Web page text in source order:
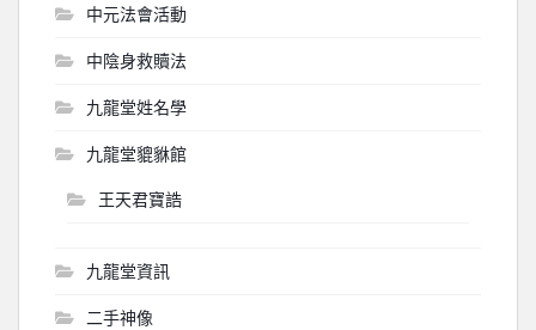
中元法會活動
中陰身救贖法
九龍堂姓名學
九龍堂貔貅館
王天君寶誥
九龍堂資訊
二手神像